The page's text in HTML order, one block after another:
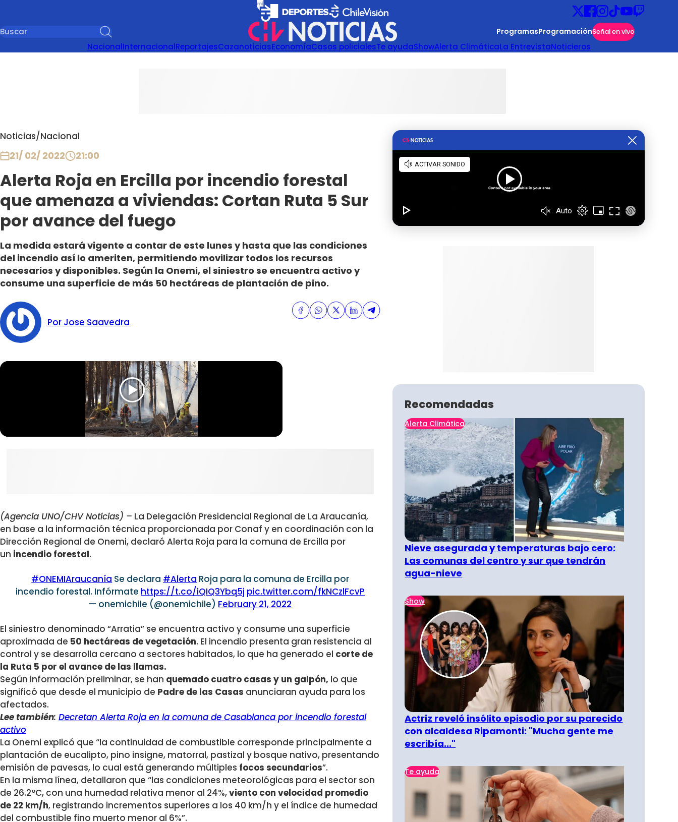
ProgramasProgramaciónSeñal en vivo
NacionalInternacionalReportajesCazanoticiasEconomíaCasos policialesTe ayudaShowAlerta ClimáticaLa EntrevistaNoticieros
Noticias/Nacional
21/ 02/ 2022 21:00
Alerta Roja en Ercilla por incendio forestal
que amenaza a viviendas: Cortan Ruta 5 Sur
por avance del fuego
La medida estará vigente a contar de este lunes y hasta que las condiciones
del incendio así lo ameriten, permitiendo movilizar todos los recursos
necesarios y disponibles. Según la Onemi, el siniestro se encuentra activo y
consume una superficie de más 50 hectáreas de plantación de pino.
Por Jose Saavedra
(Agencia UNO/CHV Noticias) – La Delegación Presidencial Regional de La Araucanía,
en base a la información técnica proporcionada por Conaf y en coordinación con la
Dirección Regional de Onemi, declaró Alerta Roja para la comuna de Ercilla por
un incendio forestal.
#ONEMIAraucanía Se declara #Alerta Roja para la comuna de Ercilla por
incendio forestal. Infórmate https://t.co/iQIQ3Ybq5j pic.twitter.com/fkNCzlFcvP
— onemichile (@onemichile) February 21, 2022
El siniestro denominado “Arratia” se encuentra activo y consume una superficie
aproximada de 50 hectáreas de vegetación. El incendio presenta gran resistencia al
control y se desarrolla cercano a sectores habitados, lo que ha generado el corte de
la Ruta 5 por el avance de las llamas.
Según información preliminar, se han quemado cuatro casas y un galpón, lo que
significó que desde el municipio de Padre de las Casas anunciaran ayuda para los
afectados.
Lee también: Decretan Alerta Roja en la comuna de Casablanca por incendio forestal
activo
La Onemi explicó que “la continuidad de combustible corresponde principalmente a
plantación de eucalipto, pino insigne, matorral, pastizal y bosque nativo, presentando
emisión de pavesas, lo cual está generando múltiples focos secundarios”.
En la misma línea, detallaron que “las condiciones meteorológicas para el sector son
de 26.2°C, con una humedad relativa menor al 24%,viento con velocidad promedio
de 22 km/h, registrando incrementos superiores a los 40 km/h y el índice de humedad
del combustible fino muerto menor al 6%”.
Recomendadas
Alerta Climática
Nieve asegurada y temperaturas bajo cero:
Las comunas del centro y sur que tendrán
agua-nieve
Show
Actriz reveló insólito episodio por su parecido
con alcaldesa Ripamonti: "Mucha gente me
escribía..."
Te ayuda